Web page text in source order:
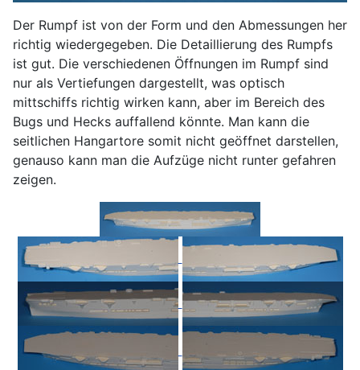
Der Rumpf ist von der Form und den Abmessungen her
richtig wiedergegeben. Die Detaillierung des Rumpfs
ist gut. Die verschiedenen Öffnungen im Rumpf sind
nur als Vertiefungen dargestellt, was optisch
mittschiffs richtig wirken kann, aber im Bereich des
Bugs und Hecks auffallend könnte. Man kann die
seitlichen Hangartore somit nicht geöffnet darstellen,
genauso kann man die Aufzüge nicht runter gefahren
zeigen.